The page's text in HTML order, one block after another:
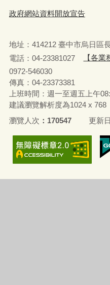
政府網站資料開放宣告
地址：414212 臺中市烏日區
電話：04-23381027
【各業
0972-546030
傳真：04-23373381
上班時間：週一至週五上
建議瀏覽解析度為1024 x 768
瀏覽人次
170547 更新